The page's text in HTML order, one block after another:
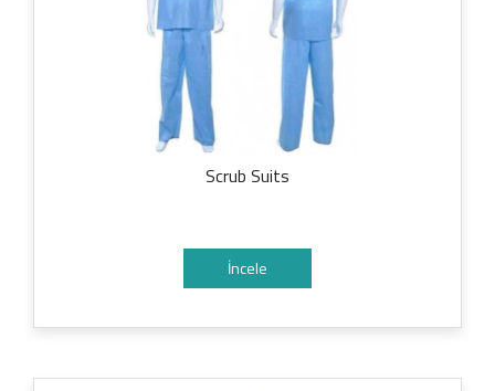
Scrub Suits
İncele